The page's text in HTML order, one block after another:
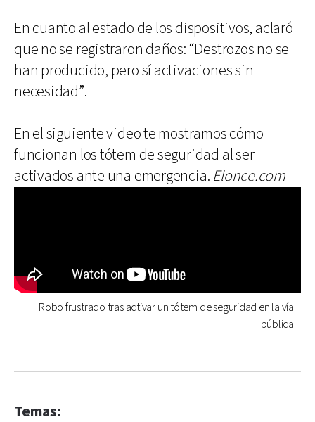
En cuanto al estado de los dispositivos, aclaró
que no se registraron daños: “Destrozos no se
han producido, pero sí activaciones sin
necesidad”.
En el siguiente video te mostramos cómo
funcionan los tótem de seguridad al ser
activados ante una emergencia. Elonce.com
Robo frustrado tras activar un tótem de seguridad en la vía
pública
Temas: